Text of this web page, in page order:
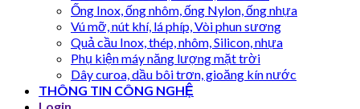
Ống Inox, ống nhôm, ống Nylon, ống nhựa
Vú mỡ, nút khí, lá phíp, Vòi phun sương
Quả cầu Inox, thép, nhôm, Silicon, nhựa
Phụ kiện máy năng lượng mặt trời
Dây curoa, dầu bôi trơn, gioăng kín nước
THÔNG TIN CÔNG NGHỆ